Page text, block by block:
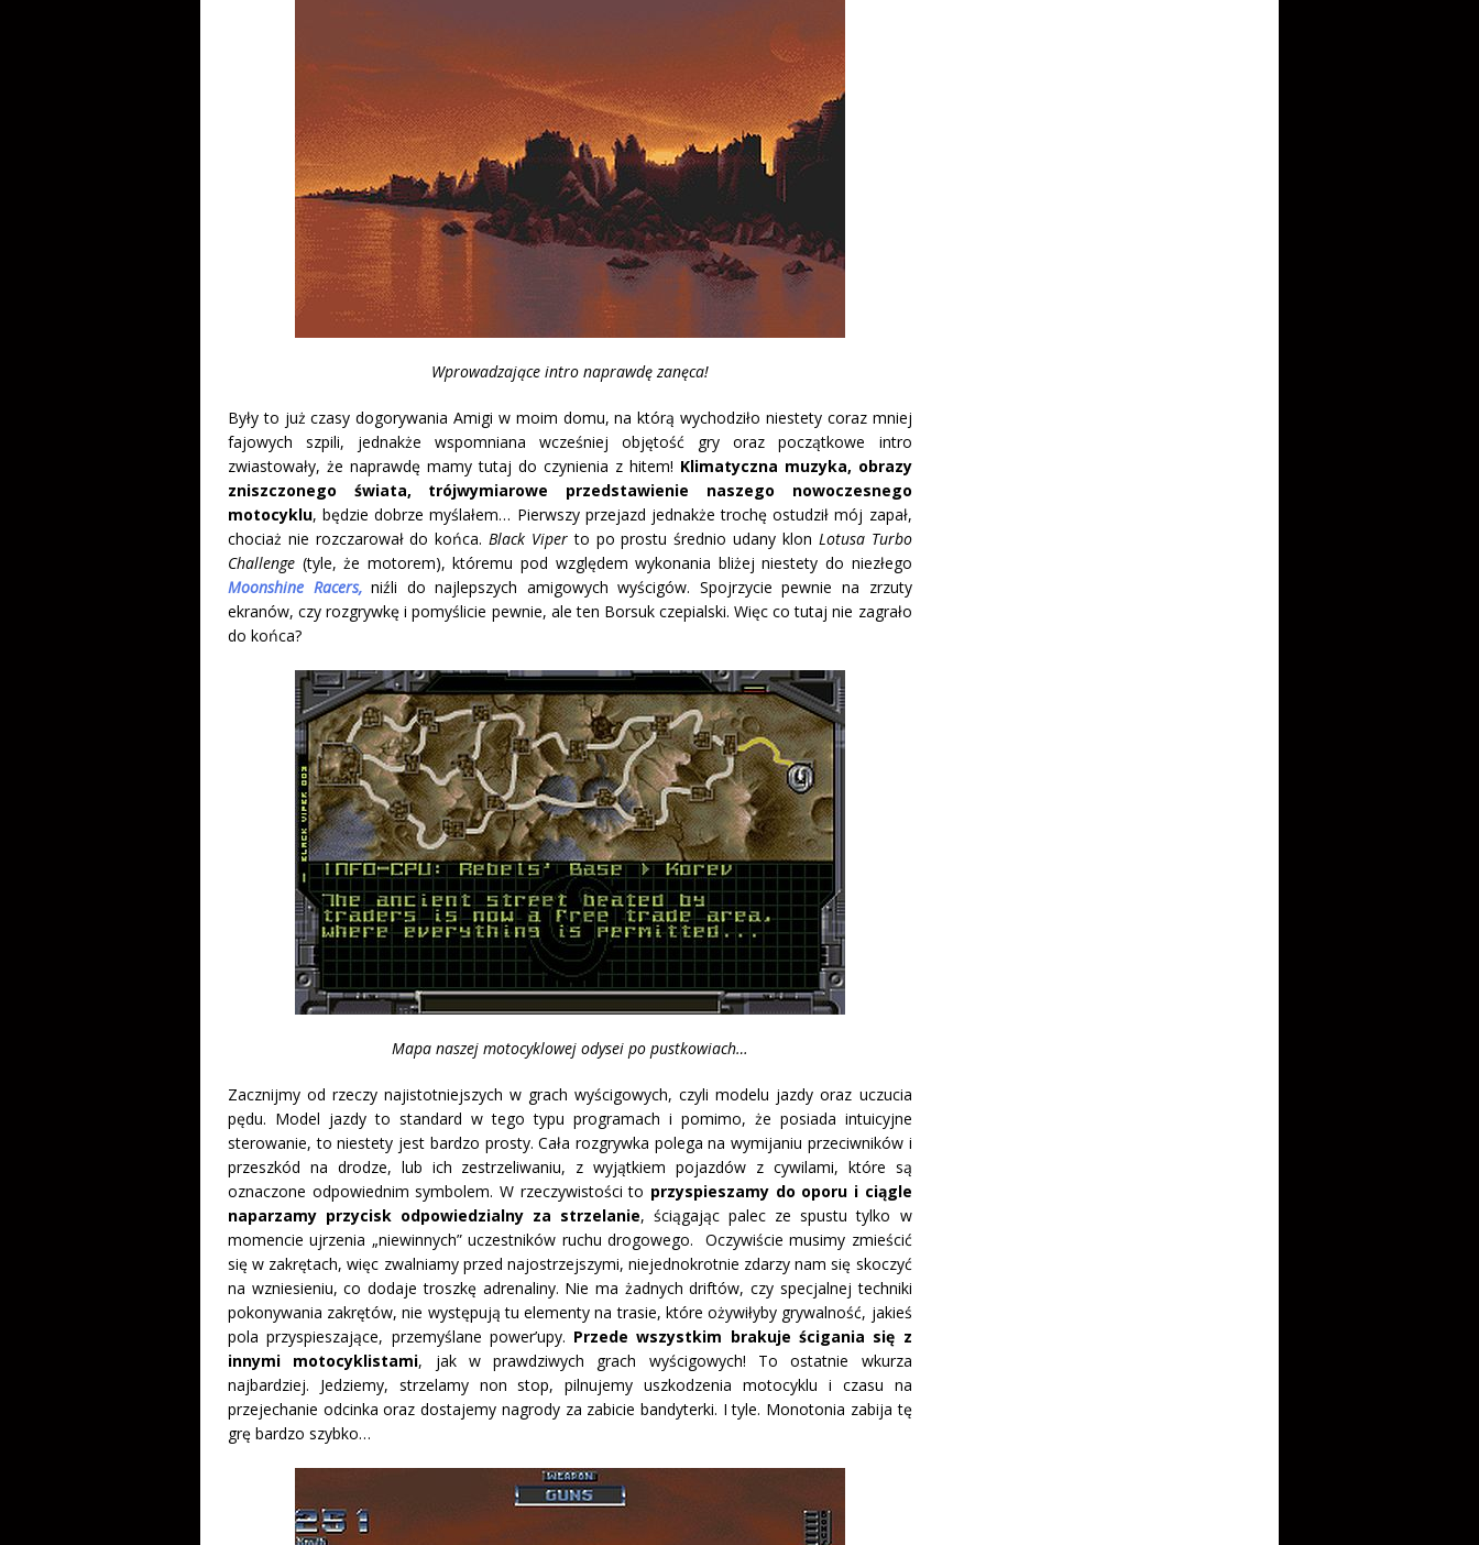
Wprowadzające intro naprawdę zanęca!
Były to już czasy dogorywania Amigi w moim domu, na którą wychodziło niestety coraz mniej
fajowych szpili, jednakże wspomniana wcześniej objętość gry oraz początkowe intro
zwiastowały, że naprawdę mamy tutaj do czynienia z hitem! Klimatyczna muzyka, obrazy
zniszczonego świata, trójwymiarowe przedstawienie naszego nowoczesnego
motocyklu, będzie dobrze myślałem… Pierwszy przejazd jednakże trochę ostudził mój zapał,
chociaż nie rozczarował do końca. Black Viperto po prostu średnio udany klon Lotusa Turbo
Challenge (tyle, że motorem), któremu pod względem wykonania bliżej niestety do niezłego
Moonshine Racers,niźli do najlepszych amigowych wyścigów. Spojrzycie pewnie na zrzuty
ekranów, czy rozgrywkę i pomyślicie pewnie, ale ten Borsuk czepialski. Więc co tutaj nie zagrało
do końca?
Mapa naszej motocyklowej odysei po pustkowiach…
Zacznijmy od rzeczy najistotniejszych w grach wyścigowych, czyli modelu jazdy oraz uczucia
pędu. Model jazdy to standard w tego typu programach i pomimo, że posiada intuicyjne
sterowanie, to niestety jest bardzo prosty. Cała rozgrywka polega na wymijaniu przeciwników i
przeszkód na drodze, lub ich zestrzeliwaniu, z wyjątkiem pojazdów z cywilami, które są
oznaczone odpowiednim symbolem. W rzeczywistości to przyspieszamy do oporu i ciągle
naparzamy przycisk odpowiedzialny za strzelanie, ściągając palec ze spustu tylko w
momencie ujrzenia „niewinnych” uczestników ruchu drogowego. Oczywiście musimy zmieścić
się w zakrętach, więc zwalniamy przed najostrzejszymi, niejednokrotnie zdarzy nam się skoczyć
na wzniesieniu, co dodaje troszkę adrenaliny. Nie ma żadnych driftów, czy specjalnej techniki
pokonywania zakrętów, nie występują tu elementy na trasie, które ożywiłyby grywalność, jakieś
pola przyspieszające, przemyślane power’upy. Przede wszystkim brakuje ścigania się z
innymi motocyklistami, jak w prawdziwych grach wyścigowych! To ostatnie wkurza
najbardziej. Jedziemy, strzelamy non stop, pilnujemy uszkodzenia motocyklu i czasu na
przejechanie odcinka oraz dostajemy nagrody za zabicie bandyterki. I tyle. Monotonia zabija tę
grę bardzo szybko…